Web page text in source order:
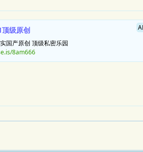
顶级原创
国产原创 顶级私密乐园
8am666